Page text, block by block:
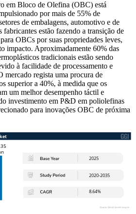
em Bloco de Olefina (OBC) está
por mais de 55% de
de embalagens, automotivo e de
estão fazendo a transição de
OBCs por suas propriedades leves,
impacto. Aproximadamente 60% das
tradicionais estão sendo
à facilidade de processamento e
mercado regista uma procura de
superior a 40%, à medida que os
um melhor desempenho táctil e
investimento em P&D em poliolefinas
para inovações OBC de próxima